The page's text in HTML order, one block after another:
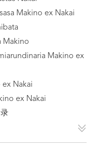
Makino ex Nakai
Makino
Makino ex
Nakai
ex Nakai